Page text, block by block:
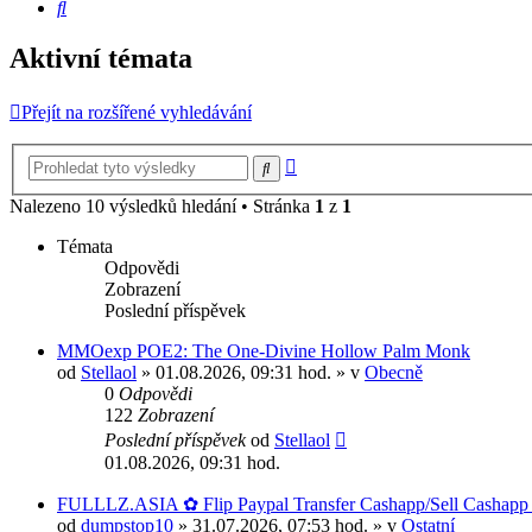
Hledat
Aktivní témata
Přejít na rozšířené vyhledávání
Hledat
Nalezeno 10 výsledků hledání • Stránka 1 z 1
Témata
Odpovědi
Zobrazení
Poslední příspěvek
MMOexp POE2: The One-Divine Hollow Palm Monk
od Stellaol » 01.08.2026, 09:31 hod. » v Obecně
0 Odpovědi
122 Zobrazení
Poslední příspěvekod Stellaol
01.08.2026, 09:31 hod.
FULLLZ.ASIA ✿ Flip Paypal Transfer Cashapp/Sell
od dumpstop10 » 31.07.2026, 07:53 hod. » v Ostatní